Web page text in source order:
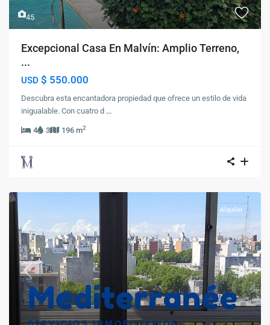
45
Excepcional Casa En Malvín: Amplio Terreno,
...
USD $ 550.000
Descubra esta encantadora propiedad que ofrece un estilo de vida
inigualable. Con cuatro d ...
4 3 196 m2
Previous Next
Alquiler